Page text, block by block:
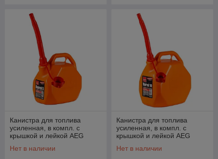
Канистра для топлива
усиленная, в компл. с
крышкой и лейкой AEG
Нет в наличии
Канистра для топлива
усиленная, в компл. с
крышкой и лейкой AEG
Нет в наличии